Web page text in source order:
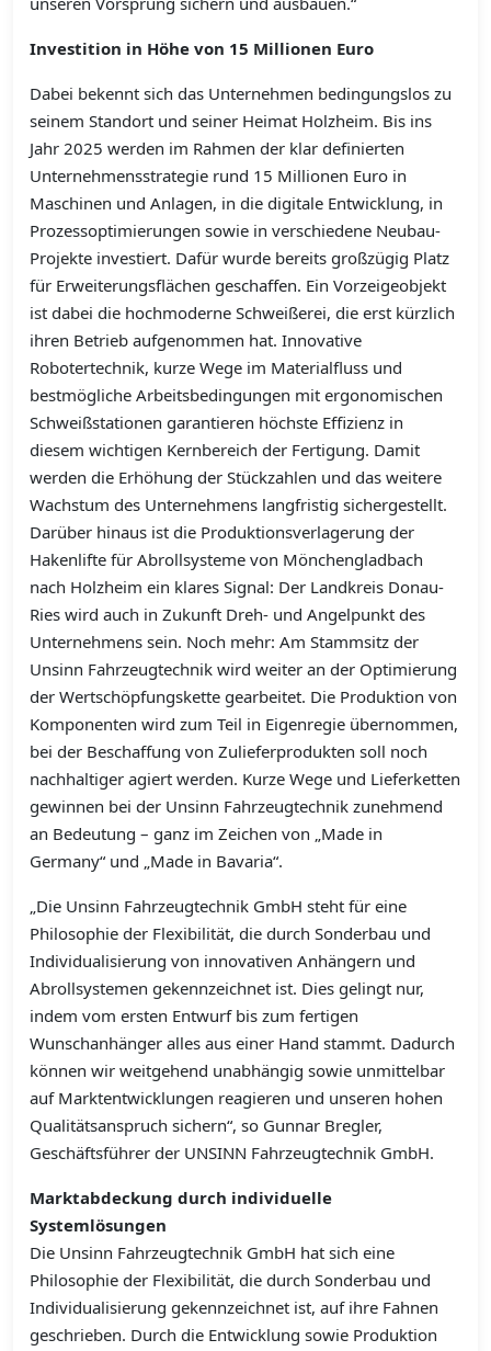
Investition in Höhe von 15 Millionen Euro
Dabei bekennt sich das Unternehmen bedingungslos zu
seinem Standort und seiner Heimat Holzheim. Bis ins
Jahr 2025 werden im Rahmen der klar definierten
Unternehmensstrategie rund 15 Millionen Euro in
Maschinen und Anlagen, in die digitale Entwicklung, in
Prozessoptimierungen sowie in verschiedene Neubau-
Projekte investiert. Dafür wurde bereits großzügig Platz
für Erweiterungsflächen geschaffen. Ein Vorzeigeobjekt
ist dabei die hochmoderne Schweißerei, die erst kürzlich
ihren Betrieb aufgenommen hat. Innovative
Robotertechnik, kurze Wege im Materialfluss und
bestmögliche Arbeitsbedingungen mit ergonomischen
Schweißstationen garantieren höchste Effizienz in
diesem wichtigen Kernbereich der Fertigung. Damit
werden die Erhöhung der Stückzahlen und das weitere
Wachstum des Unternehmens langfristig sichergestellt.
Darüber hinaus ist die Produktionsverlagerung der
Hakenlifte für Abrollsysteme von Mönchengladbach
nach Holzheim ein klares Signal: Der Landkreis Donau-
Ries wird auch in Zukunft Dreh- und Angelpunkt des
Unternehmens sein. Noch mehr: Am Stammsitz der
Unsinn Fahrzeugtechnik wird weiter an der Optimierung
der Wertschöpfungskette gearbeitet. Die Produktion von
Komponenten wird zum Teil in Eigenregie übernommen,
bei der Beschaffung von Zulieferprodukten soll noch
nachhaltiger agiert werden. Kurze Wege und Lieferketten
gewinnen bei der Unsinn Fahrzeugtechnik zunehmend
an Bedeutung – ganz im Zeichen von „Made in
Germany“ und „Made in Bavaria“.
„Die Unsinn Fahrzeugtechnik GmbH steht für eine
Philosophie der Flexibilität, die durch Sonderbau und
Individualisierung von innovativen Anhängern und
Abrollsystemen gekennzeichnet ist. Dies gelingt nur,
indem vom ersten Entwurf bis zum fertigen
Wunschanhänger alles aus einer Hand stammt. Dadurch
können wir weitgehend unabhängig sowie unmittelbar
auf Marktentwicklungen reagieren und unseren hohen
Qualitätsanspruch sichern“, so Gunnar Bregler,
Geschäftsführer der UNSINN Fahrzeugtechnik GmbH.
Marktabdeckung durch individuelle
Systemlösungen
Die Unsinn Fahrzeugtechnik GmbH hat sich eine
Philosophie der Flexibilität, die durch Sonderbau und
Individualisierung gekennzeichnet ist, auf ihre Fahnen
geschrieben. Durch die Entwicklung sowie Produktion